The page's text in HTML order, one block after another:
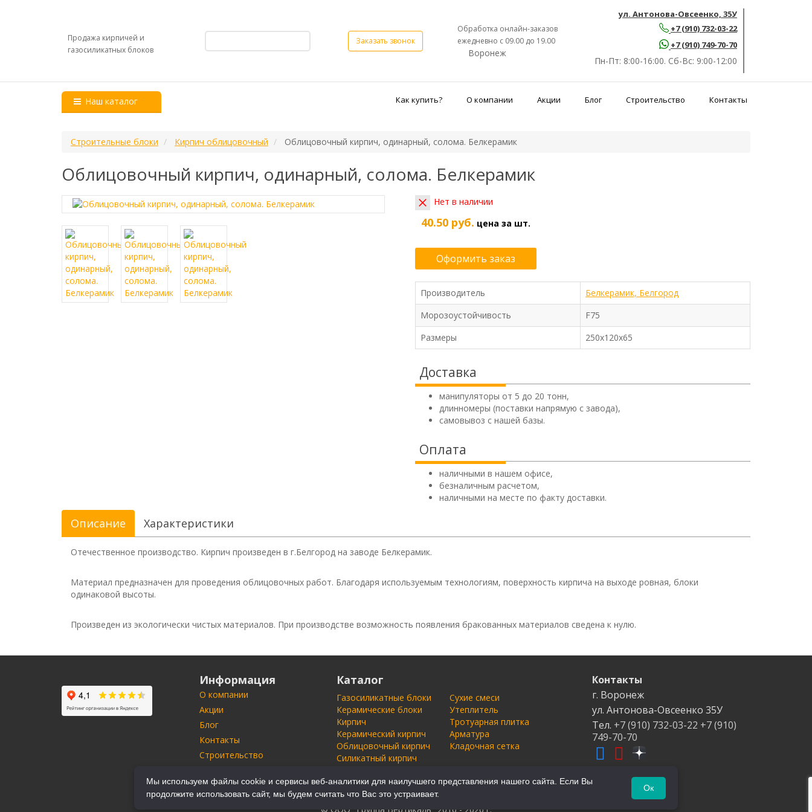
Продажа кирпичей и
газосиликатных блоков
Заказать звонок
Обработка онлайн-заказов
ежедневно с 09.00 до 19.00
Воронеж
ул. Антонова-Овсеенко, 35У
+7 (910) 732-03-22
+7 (910) 749-70-70
Пн-Пт: 8:00-16:00. Сб-Вс: 9:00-12:00
Наш каталог Как купить? О компании Акции Блог Строительство Контакты
Строительные блоки Кирпич облицовочный Облицовочный кирпич, одинарный, солома. Белкерамик
Облицовочный кирпич, одинарный, солома. Белкерамик
Нет в наличии
40.50 руб. цена за шт.
Оформить заказ
Производитель
Белкерамик, Белгород
Морозоустойчивость
F75
Размеры
250х120х65
Доставка
манипуляторы от 5 до 20 тонн,
длинномеры (поставки напрямую с завода),
самовывоз с нашей базы.
Оплата
наличными в нашем офисе,
безналичным расчетом,
наличными на месте по факту доставки.
Описание Характеристики
Отечественное производство. Кирпич произведен в г.Белгород на заводе Белкерамик.
Материал предназначен для проведения облицовочных работ. Благодаря используемым технологиям, поверхность кирпича на выходе ровная, блоки
одинаковой высоты.
Произведен из экологически чистых материалов. При производстве возможность появления бракованных материалов сведена к нулю.
Информация
О компании
Акции
Блог
Контакты
Строительство
Производители
Каталог
Газосиликатные блоки
Керамические блоки
Кирпич
Керамический кирпич
Облицовочный кирпич
Силикатный кирпич
Сухие смеси
Утеплитель
Тротуарная плитка
Арматура
Кладочная сетка
Контакты
г. Воронеж
ул. Антонова-Овсеенко 35У
Тел. +7 (910) 732-03-22 +7 (910)
749-70-70
© ООО "Группа Вертикаль" 2016 - 2026 г.
Мы используем файлы cookie и сервисы веб-аналитики для наилучшего представления нашего сайта. Если Вы
продолжите использовать сайт, мы будем считать что Вас это устраивает.
Ок